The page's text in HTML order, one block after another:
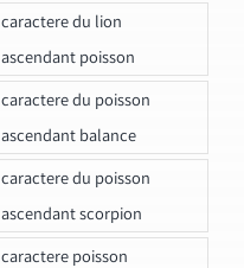
caractere du lion
ascendant poisson
caractere du poisson
ascendant balance
caractere du poisson
ascendant scorpion
caractere poisson